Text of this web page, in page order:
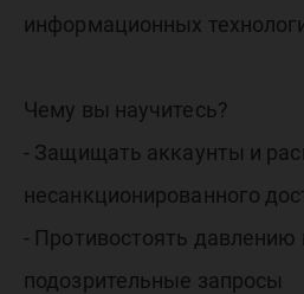
информационных
Чему вы научитесь?
- Защищать аккаунты и
несанкционированного
- Противостоять давлению
подозрительные запросы